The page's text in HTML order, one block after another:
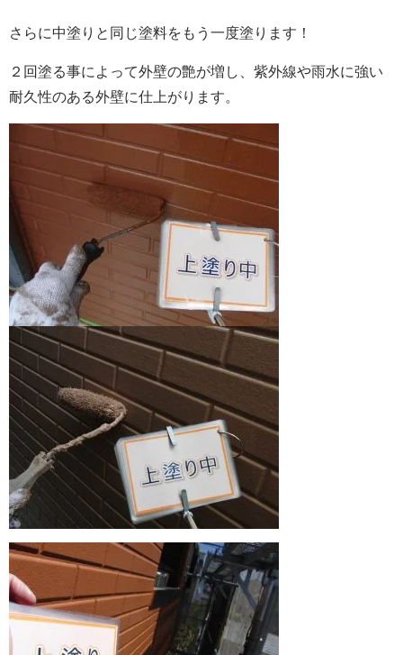
さらに中塗りと同じ塗料をもう一度塗ります！
２回塗る事によって外壁の艶が増し、紫外線や雨水に強い
耐久性のある外壁に仕上がります。